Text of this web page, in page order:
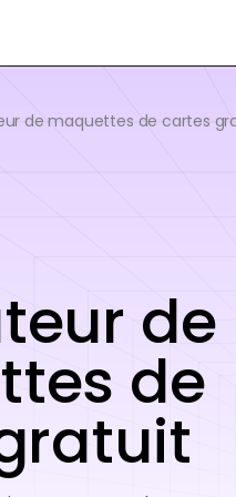
de maquettes de cartes
de
de